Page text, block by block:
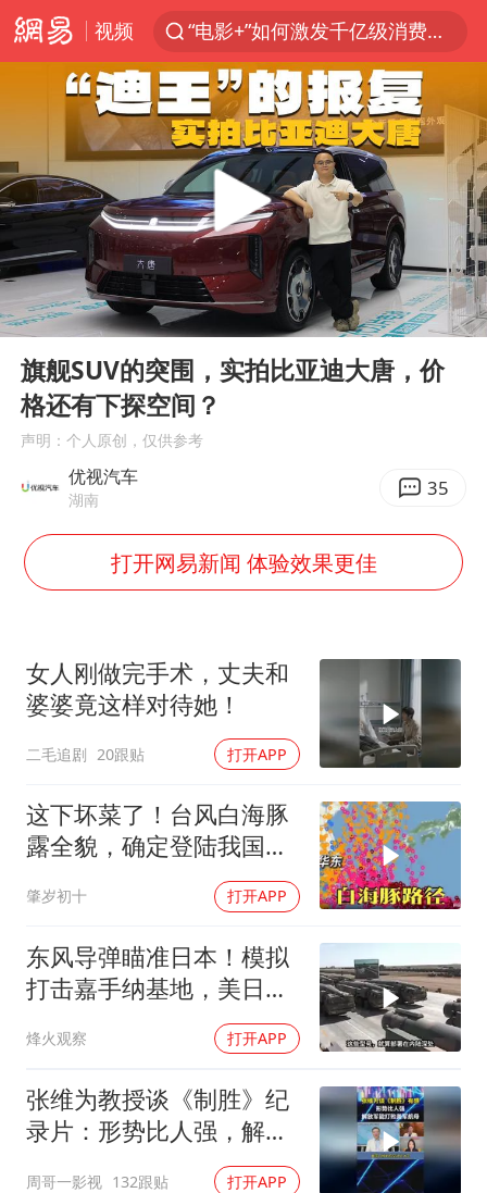
视频
“电影+”如何激发千亿级消费新活力？
沙特土耳其巴基斯坦签署共同防务协议
中医教你一招提升气血
全球首个长时储能一体化产业园量产
四川宜宾市高县4.9级地震致1人死亡
胜宏科技：股票交易异常波动
中巨芯：上半年归母净利润1405.77万元
美股存储板块集体大跌
百花奖开幕式
38岁演员求职万岁山NPC成功
老中医：立秋后养心是关键
国防部：中国军队坚决反制任何闹海挑衅图谋
东航：国内客票提前14天免费退改
欧阳娜娜窦靖童好搭
夯实基础开新局
Play
00:00 02:44
旗舰SUV的突围，实拍比亚迪大唐，价
格还有下探空间？
声明：个人原创，仅供参考
优视汽车
湖南 35
打开网易新闻 体验效果更佳
女人刚做完手术，丈夫和
婆婆竟这样对待她！
二毛追剧 20跟贴 打开APP
这下坏菜了！台风白海豚
露全貌，确定登陆我国沿
肇岁初十 打开APP
东风导弹瞄准日本！模拟
打击嘉手纳基地，美日敢
烽火观察 打开APP
张维为教授谈《制胜》纪
录片：形势比人强，解放
军能打败美军航母！
周哥一影视 132跟贴 打开APP